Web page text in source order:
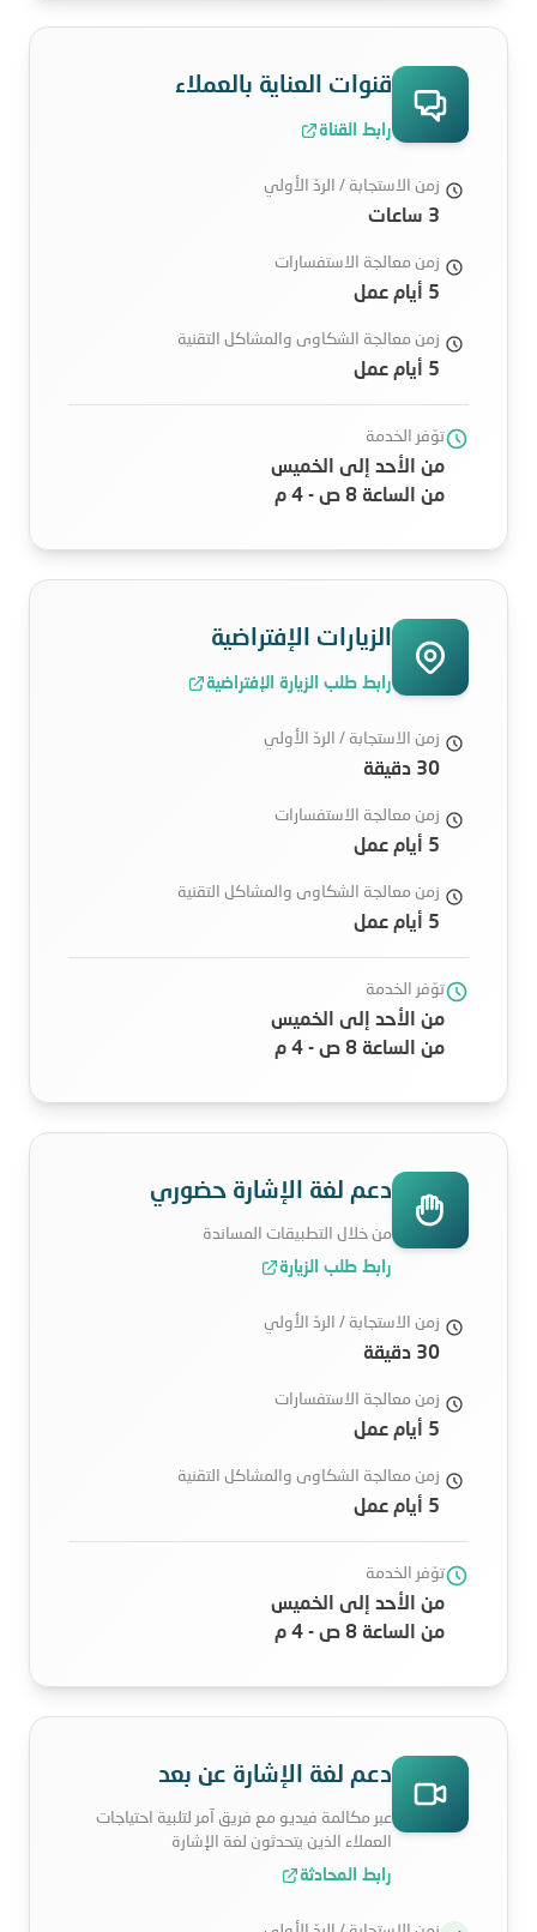
قنوات العناية بالعملاء
رابط القناة
زمن الاستجابة / الردّ الأولي
3 ساعات
زمن معالجة الاستفسارات
5 أيام عمل
زمن معالجة الشكاوى والمشاكل التقنية
5 أيام عمل
توّفر الخدمة
من الأحد إلى الخميس
من الساعة 8 ص - 4 م
الزيارات الإفتراضية
رابط طلب الزيارة الإفتراضية
زمن الاستجابة / الردّ الأولي
30 دقيقة
زمن معالجة الاستفسارات
5 أيام عمل
زمن معالجة الشكاوى والمشاكل التقنية
5 أيام عمل
توّفر الخدمة
من الأحد إلى الخميس
من الساعة 8 ص - 4 م
دعم لغة الإشارة حضوري
من خلال التطبيقات المساندة
رابط طلب الزيارة
زمن الاستجابة / الردّ الأولي
30 دقيقة
زمن معالجة الاستفسارات
5 أيام عمل
زمن معالجة الشكاوى والمشاكل التقنية
5 أيام عمل
توّفر الخدمة
من الأحد إلى الخميس
من الساعة 8 ص - 4 م
دعم لغة الإشارة عن بعد
عبر مكالمة فيديو مع فريق آمر لتلبية احتياجات
العملاء الذين يتحدثون لغة الإشارة
رابط المحادثة